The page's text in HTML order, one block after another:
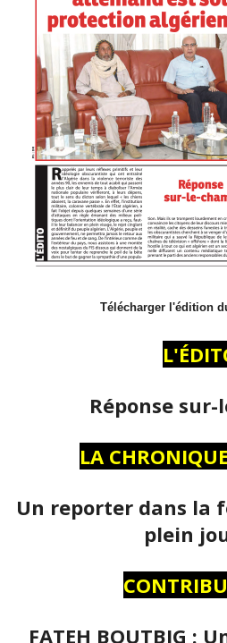
Télécharger l'édition
Réponse
LA
Un reporter dans la
plein
FATEH BOUTBIG :